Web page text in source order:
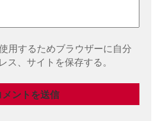
用するためブラウザーに自分
ス、サイトを保存する。